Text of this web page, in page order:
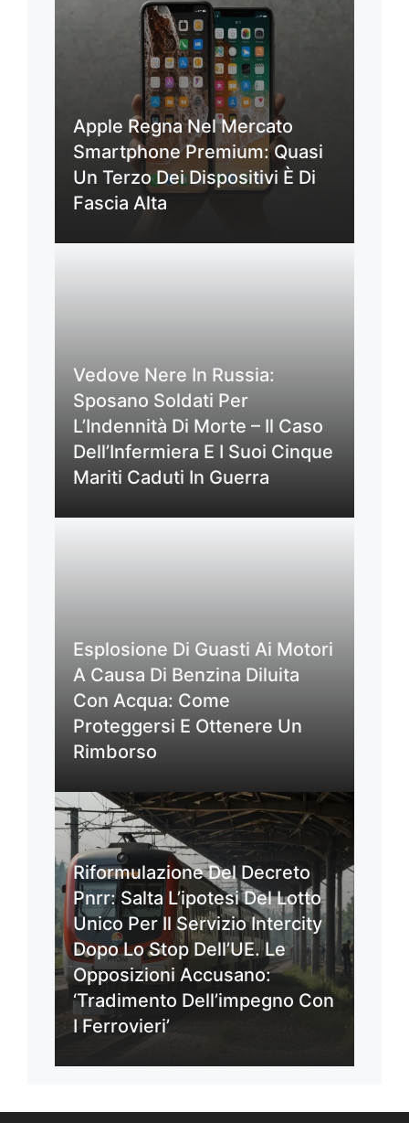
Apple Regna Nel Mercato
Smartphone Premium: Quasi
Un Terzo Dei Dispositivi È Di
Fascia Alta
Vedove Nere In Russia:
Sposano Soldati Per
L’Indennità Di Morte – Il Caso
Dell’Infermiera E I Suoi Cinque
Mariti Caduti In Guerra
Esplosione Di Guasti Ai Motori
A Causa Di Benzina Diluita
Con Acqua: Come
Proteggersi E Ottenere Un
Rimborso
Riformulazione Del Decreto
Pnrr: Salta L’ipotesi Del Lotto
Unico Per Il Servizio Intercity
Dopo Lo Stop Dell’UE. Le
Opposizioni Accusano:
‘Tradimento Dell’impegno Con
I Ferrovieri’